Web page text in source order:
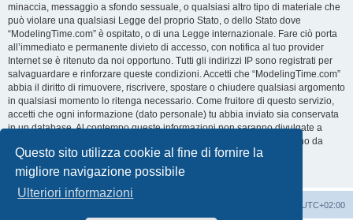
Questo sito utilizza cookie al fine di fornire la
migliore navigazione possibile
Ulteriori informazioni
minaccia, messaggio a sfondo sessuale, o qualsiasi altro tipo di materiale che
può violare una qualsiasi Legge del proprio Stato, o dello Stato dove
“ModelingTime.com” è ospitato, o di una Legge internazionale. Fare ciò porta
all’immediato e permanente divieto di accesso, con notifica al tuo provider
Internet se è ritenuto da noi opportuno. Tutti gli indirizzi IP sono registrati per
salvaguardare e rinforzare queste condizioni. Accetti che “ModelingTime.com”
abbia il diritto di rimuovere, riscrivere, spostare o chiudere qualsiasi argomento
in qualsiasi momento lo ritenga necessario. Come fruitore di questo servizio,
accetti che ogni informazione (dato personale) tu abbia inviato sia conservata
in un database. Al contempo queste informazioni non saranno divulgate a
nessuno senza il tuo consenso, né “ModelingTime.com” o phpBB sono da
ritenersi responsabili per qualsiasi violazione al sistema che possa
compromettere queste informazioni.
UTC+02:00